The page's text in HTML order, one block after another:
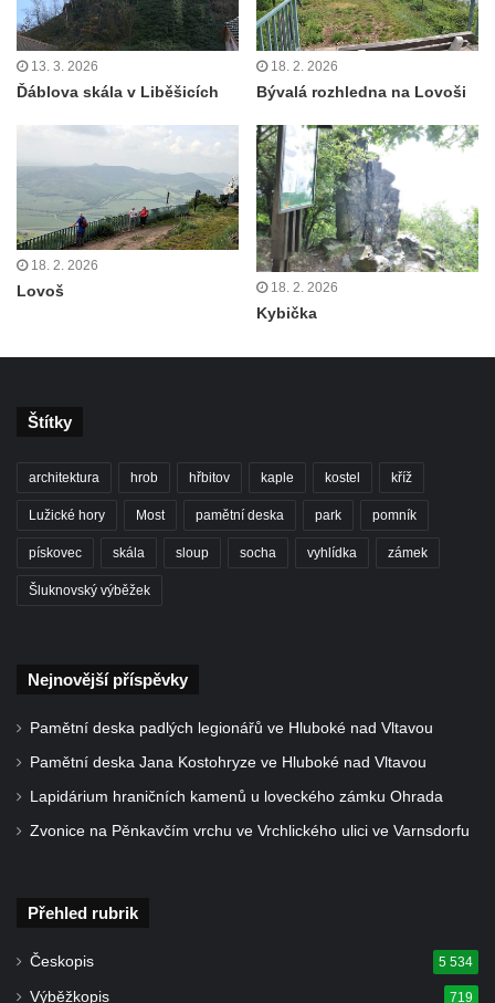
13. 3. 2026
Ďáblova skála v Liběšicích
18. 2. 2026
Bývalá rozhledna na Lovoši
18. 2. 2026
Lovoš 18. 2. 2026
Kybička
Štítky
architektura hrob hřbitov kaple kostel kříž
Lužické hory Most pamětní deska park pomník
pískovec skála sloup socha vyhlídka zámek
Šluknovský výběžek
Nejnovější příspěvky
Pamětní deska padlých legionářů ve Hluboké nad Vltavou
Pamětní deska Jana Kostohryze ve Hluboké nad Vltavou
Lapidárium hraničních kamenů u loveckého zámku Ohrada
Zvonice na Pěnkavčím vrchu ve Vrchlického ulici ve Varnsdorfu
Přehled rubrik
Českopis 5 534
Výběžkopis 719